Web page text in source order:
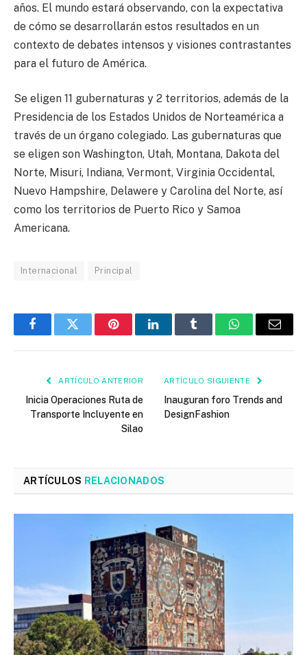
años. El mundo estará observando, con la expectativa
de cómo se desarrollarán estos resultados en un
contexto de debates intensos y visiones contrastantes
para el futuro de América.
Se eligen 11 gubernaturas y 2 territorios, además de la
Presidencia de los Estados Unidos de Norteamérica a
través de un órgano colegiado. Las gubernaturas que
se eligen son Washington, Utah, Montana, Dakota del
Norte, Misuri, Indiana, Vermont, Virginia Occidental,
Nuevo Hampshire, Delawere y Carolina del Norte, así
como los territorios de Puerto Rico y Samoa
Americana.
Internacional Principal
FacebookTwitter PinterestLinkedInTumblr WhatsAppEmail
ARTÍCULO ANTERIOR
Inicia Operaciones Ruta de
Transporte Incluyente en
Silao
ARTÍCULO SIGUIENTE
Inauguran foro Trends and
DesignFashion
ARTÍCULOS RELACIONADOS